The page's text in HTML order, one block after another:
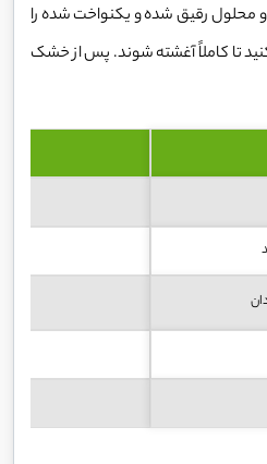
و محلول رقیق شده و یکنواخت شده را
تا کاملاً آغشته شوند. پس از خشک